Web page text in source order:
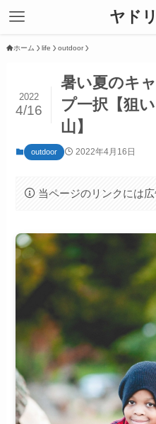
ヤド
ホーム life outdoor
暑い夏のキ
プ一択【狙
山】
2022
4/16
outdoor 2022年4月16日
当ページのリンクには広